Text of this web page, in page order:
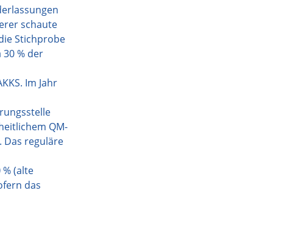
schaute
Stichprobe
% der
Im Jahr
QM-
Das reguläre
(alte
das